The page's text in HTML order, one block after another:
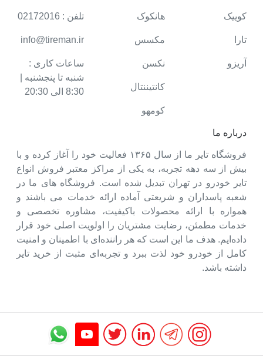
درباره ما
فروشگاه تایر ما از سال ۱۳۶۵ فعالیت خود را آغاز کرده و با
بیش از سه دهه تجربه، به یکی از مراکز معتبر فروش انواع
تایر خودرو در تهران تبدیل شده است. فروشگاه های ما در
شعبه پاسداران و شریعتی آماده ارائه خدمات می باشند و
همواره با ارائه محصولات باکیفیت، مشاوره تخصصی و
خدمات مطمئن، رضایت مشتریان را اولویت اصلی خود قرار
داده‌ایم. هدف ما این است که هر راننده‌ای با اطمینان و امنیت
کامل از خودرو خود لذت ببرد و تجربه‌ای مثبت از خرید تایر
داشته باشد.
کوییک
تارا
آریزو
هانکوک
مکسس
نکسن
کانتیننتال
کومهو
تلفن : 02172016
info@tireman.ir
ساعات کاری :
شنبه تا پنجشنبه |
8:30 الی 20:30